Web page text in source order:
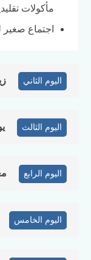
مأكولات
اجتماع صغير
اليوم الثاني
اليوم الثالث
اليوم الرابع
اليوم الخامس